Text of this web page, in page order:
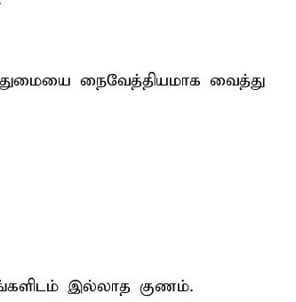
நைவேத்தியமாக வைத்து
இல்லாத குணம்.